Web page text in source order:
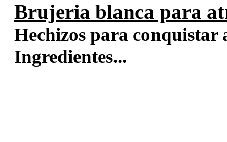
Brujeria blanca para
Hechizos para conquistar
Ingredientes...